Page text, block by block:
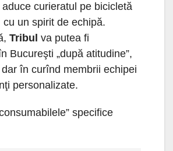
curieratul pe bicicletă
un spirit de echipă.
Tribul va putea fi
Bucureşti „după atitudine”,
în curînd membrii echipei
personalizate.
specifice